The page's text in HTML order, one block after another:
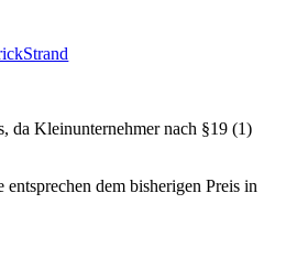
da Kleinunternehmer nach §19 (1)
dem bisherigen Preis in